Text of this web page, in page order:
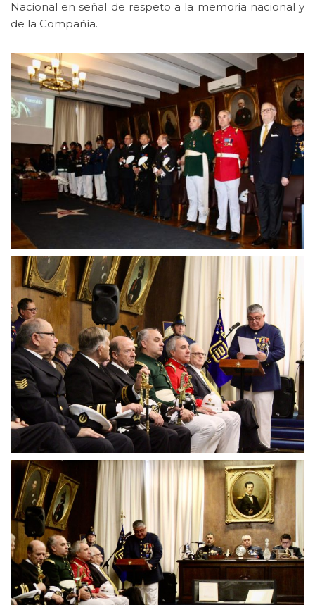
Nacional en señal de respeto a la memoria nacional y
de la Compañía.